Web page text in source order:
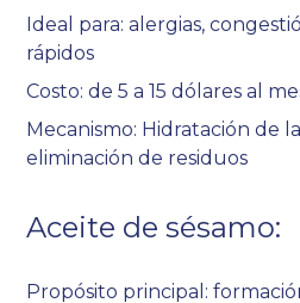
Ideal para: alergias,
rápidos
Costo: de 5 a 15 dólares al
Mecanismo: Hidratación de
eliminación de residuos
Aceite de sésamo:
Propósito principal: